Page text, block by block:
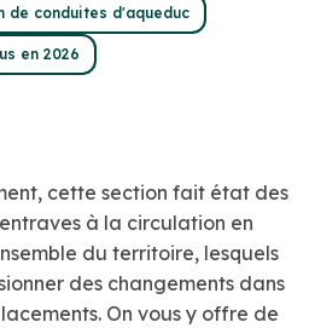
de conduites d'aqueduc
en 2026
cette section fait état des
à la circulation en
du territoire, lesquels
des changements dans
On vous y offre de